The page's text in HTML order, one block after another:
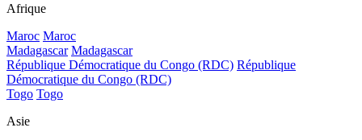
Afrique
Maroc Maroc
Madagascar Madagascar
République Démocratique du Congo (RDC) République
Démocratique du Congo (RDC)
Togo Togo
Asie